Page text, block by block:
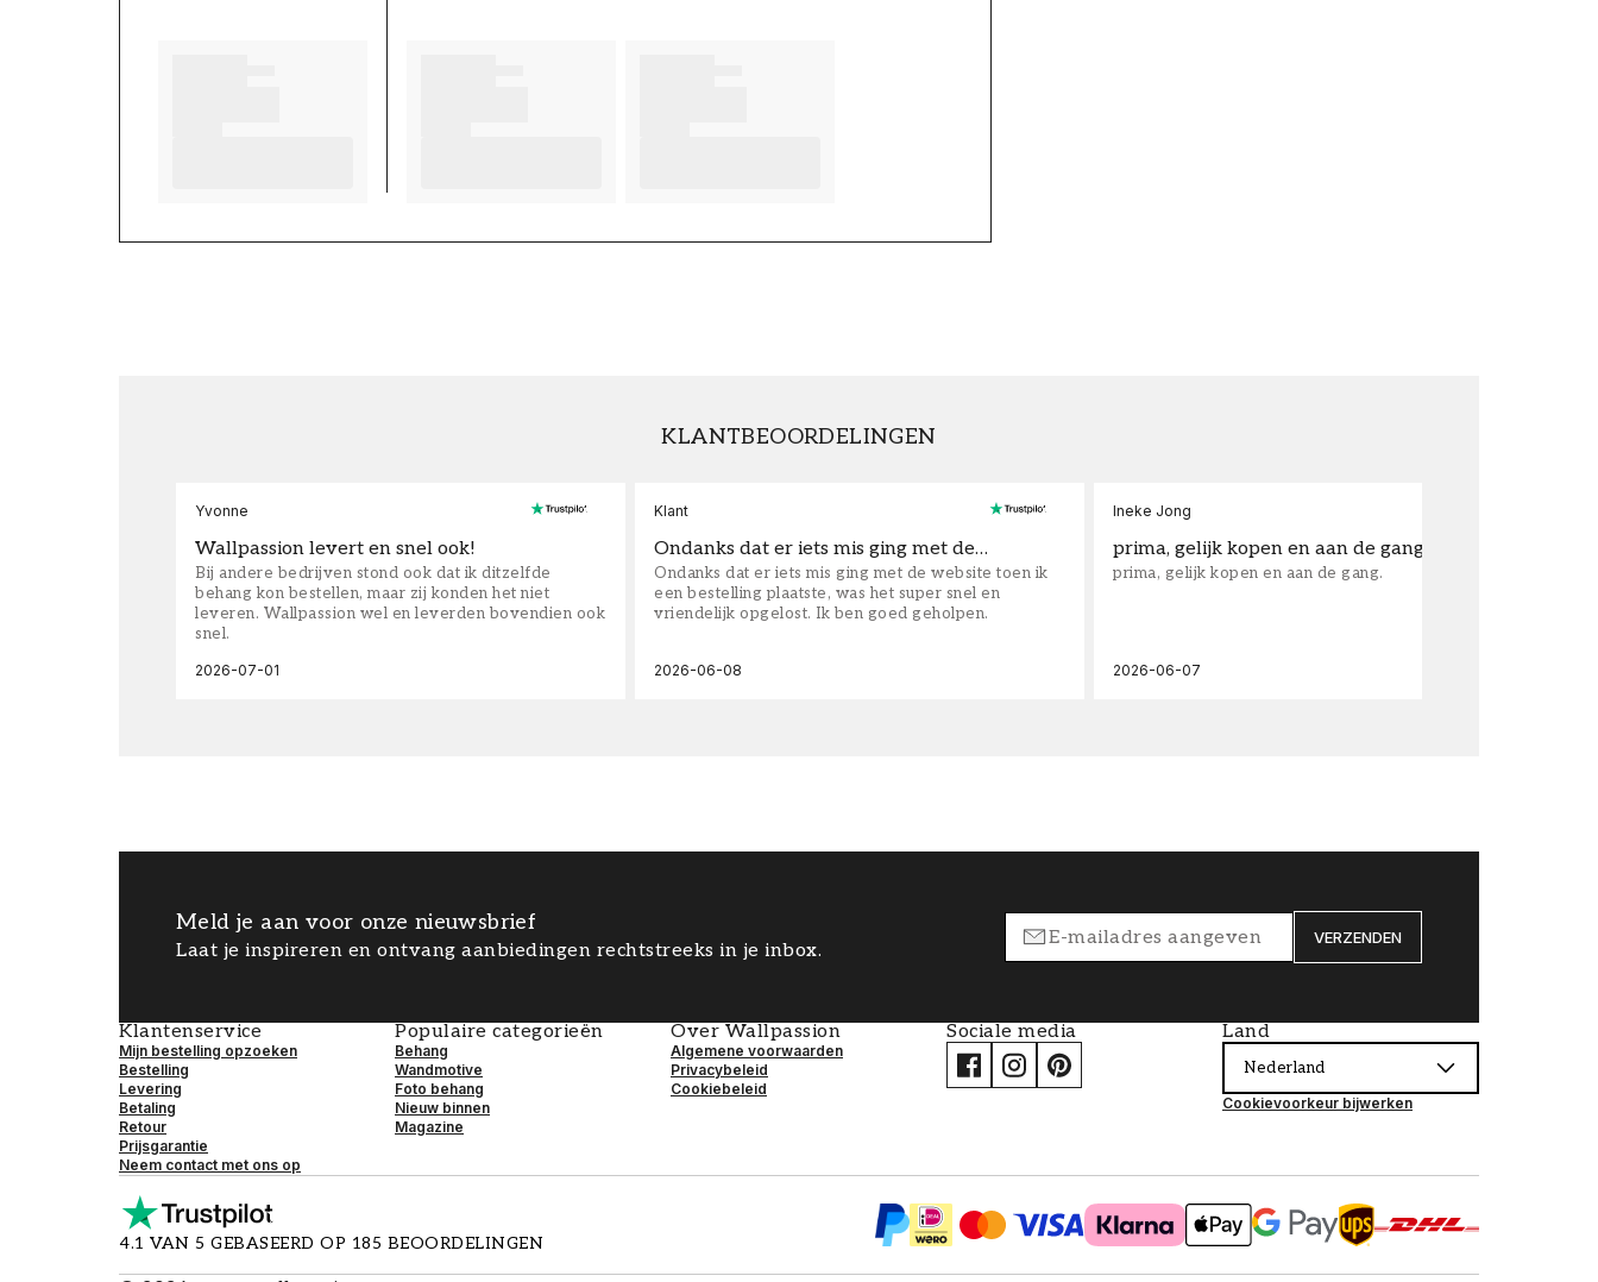
KLANTBEOORDELINGEN
Yvonne
Wallpassion levert en snel ook!
Bij andere bedrijven stond ook dat ik ditzelfde
behang kon bestellen, maar zij konden het niet
leveren. Wallpassion wel en leverden bovendien ook
snel.
2026-07-01
Klant
Ondanks dat er iets mis ging met de…
Ondanks dat er iets mis ging met de website toen ik
een bestelling plaatste, was het super snel en
vriendelijk opgelost. Ik ben goed geholpen.
2026-06-08
Ineke Jong
prima, gelijk kopen en aan de gang.
prima, gelijk kopen en aan de gang.
2026-06-07
Meld je aan voor onze nieuwsbrief
Laat je inspireren en ontvang aanbiedingen rechtstreeks in je inbox.
VERZENDEN
Klantenservice
Mijn bestelling opzoeken
Bestelling
Levering
Betaling
Retour
Prijsgarantie
Neem contact met ons op
Populaire categorieën
Behang
Wandmotive
Foto behang
Nieuw binnen
Magazine
Over Wallpassion
Algemene voorwaarden
Privacybeleid
Cookiebeleid
Sociale media Land
Nederland
Cookievoorkeur bijwerken
4.1 VAN 5 GEBASEERD OP 185 BEOORDELINGEN